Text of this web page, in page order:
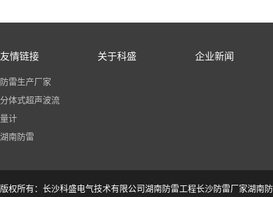
友情链接
防雷生产厂家
分体式超声波流
量计
湖南防雷
关于科盛 企业新闻
版权所有：长沙科盛电气技术有限公司湖南防雷工程长沙防雷厂家湖南